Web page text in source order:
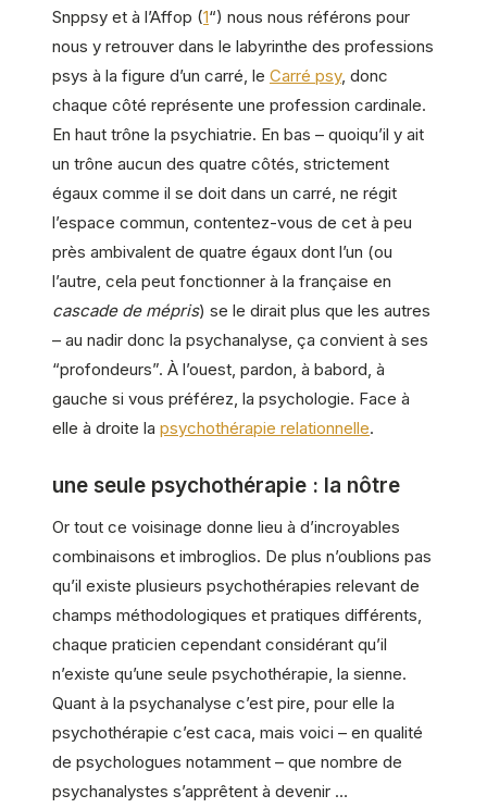
Snppsy et à l’Affop (1“) nous nous référons pour
nous y retrouver dans le labyrinthe des professions
psys à la figure d’un carré, le Carré psy, donc
chaque côté représente une profession cardinale.
En haut trône la psychiatrie. En bas – quoiqu’il y ait
un trône aucun des quatre côtés, strictement
égaux comme il se doit dans un carré, ne régit
l’espace commun, contentez-vous de cet à peu
près ambivalent de quatre égaux dont l’un (ou
l’autre, cela peut fonctionner à la française en
cascade de mépris) se le dirait plus que les autres
– au nadir donc la psychanalyse, ça convient à ses
“profondeurs”. À l’ouest, pardon, à babord, à
gauche si vous préférez, la psychologie. Face à
elle à droite la psychothérapie relationnelle.
une seule psychothérapie : la nôtre
Or tout ce voisinage donne lieu à d’incroyables
combinaisons et imbroglios. De plus n’oublions pas
qu’il existe plusieurs psychothérapies relevant de
champs méthodologiques et pratiques différents,
chaque praticien cependant considérant qu’il
n’existe qu’une seule psychothérapie, la sienne.
Quant à la psychanalyse c’est pire, pour elle la
psychothérapie c’est caca, mais voici – en qualité
de psychologues notamment – que nombre de
psychanalystes s’apprêtent à devenir …